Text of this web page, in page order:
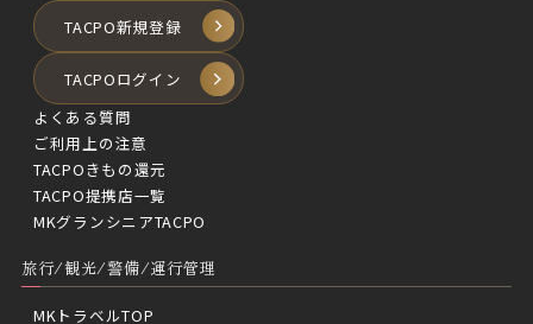
TACPO新規登録
TACPOログイン
よくある質問
ご利用上の注意
TACPOきもの還元
TACPO提携店一覧
MKグランシニアTACPO
旅行/観光/警備/運行管理
MKトラベルTOP